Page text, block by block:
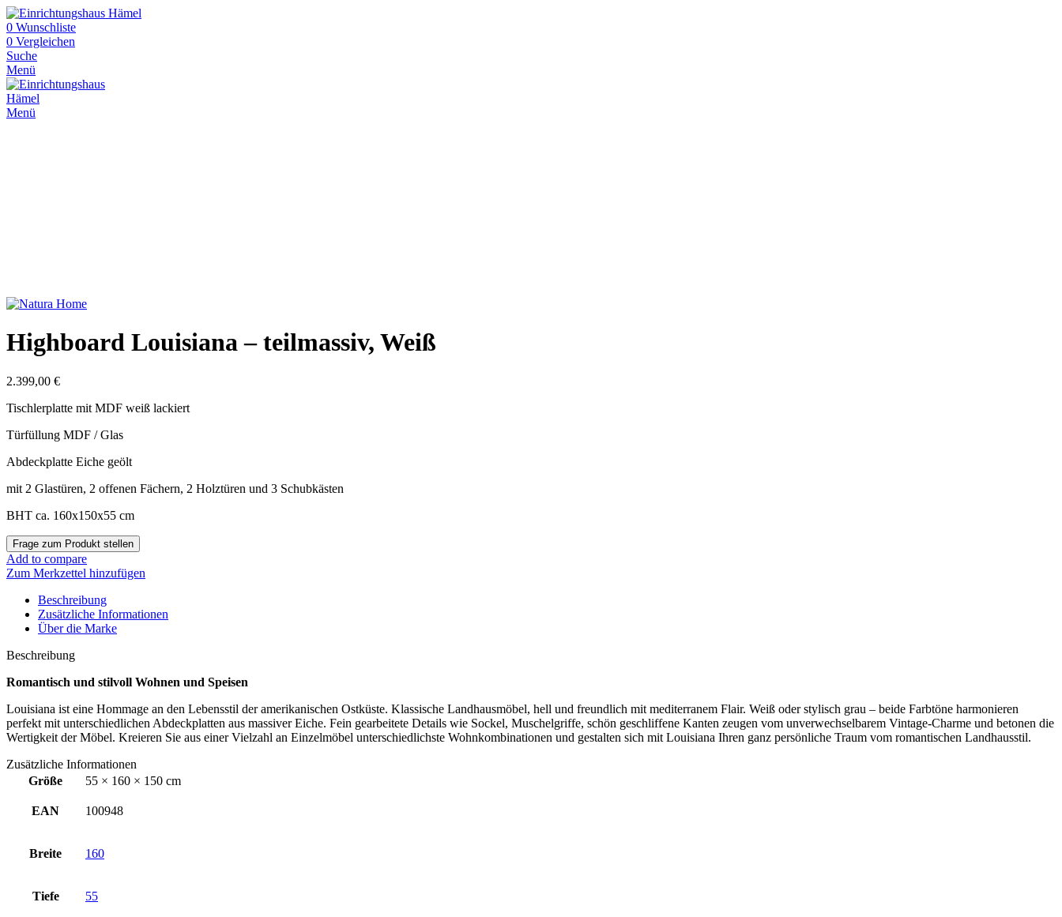
0 Wunschliste
0 Vergleichen
Suche
Menü
Menü
Highboard Louisiana – teilmassiv, Weiß
2.399,00 €
Tischlerplatte mit MDF weiß lackiert
Türfüllung MDF / Glas
Abdeckplatte Eiche geölt
mit 2 Glastüren, 2 offenen Fächern, 2 Holztüren und 3 Schubkästen
BHT ca. 160x150x55 cm
Add to compare
Zum Merkzettel hinzufügen
Beschreibung
Zusätzliche Informationen
Über die Marke
Beschreibung
Romantisch und stilvoll Wohnen und Speisen
Louisiana ist eine Hommage an den Lebensstil der amerikanischen Ostküste. Klassische Landhausmöbel, hell und freundlich mit mediterranem Flair. Weiß oder stylisch grau – beide Farbtöne harmonieren
perfekt mit unterschiedlichen Abdeckplatten aus massiver Eiche. Fein gearbeitete Details wie Sockel, Muschelgriffe, schön geschliffene Kanten zeugen vom unverwechselbarem Vintage-Charme und betonen die
Wertigkeit der Möbel. Kreieren Sie aus einer Vielzahl an Einzelmöbel unterschiedlichste Wohnkombinationen und gestalten sich mit Louisiana Ihren ganz persönliche Traum vom romantischen Landhausstil.
Zusätzliche Informationen
Größe
55 × 160 × 150 cm
EAN 100948
Breite 160
Tiefe 55